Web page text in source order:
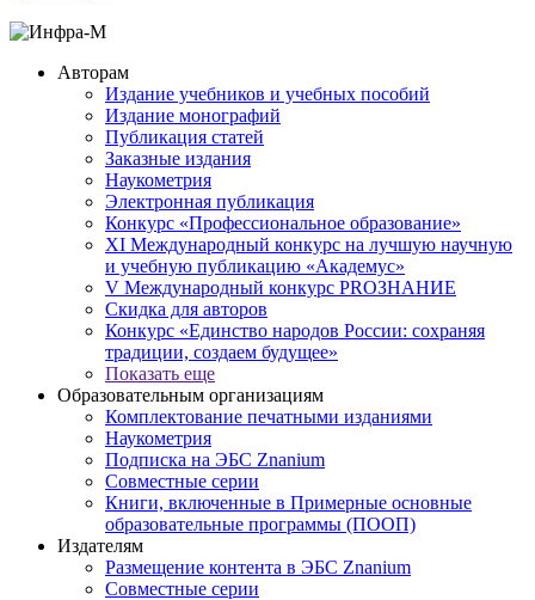
Авторам
Издание учебников и учебных пособий
Издание монографий
Публикация статей
Заказные издания
Наукометрия
Электронная публикация
Конкурс «Профессиональное образование»
XI Международный конкурс на лучшую научную
и учебную публикацию «Академус»
V Международный конкурс PROЗНАНИЕ
Скидка для авторов
Конкурс «Единство народов России: сохраняя
традиции, создаем будущее»
Показать еще
Образовательным организациям
Комплектование печатными изданиями
Наукометрия
Подписка на ЭБС Znanium
Совместные серии
Книги, включенные в Примерные основные
образовательные программы (ПООП)
Издателям
Размещение контента в ЭБС Znanium
Совместные серии